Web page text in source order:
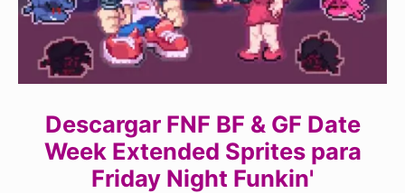
Descargar FNF BF & GF Date
Week Extended Sprites para
Friday Night Funkin'